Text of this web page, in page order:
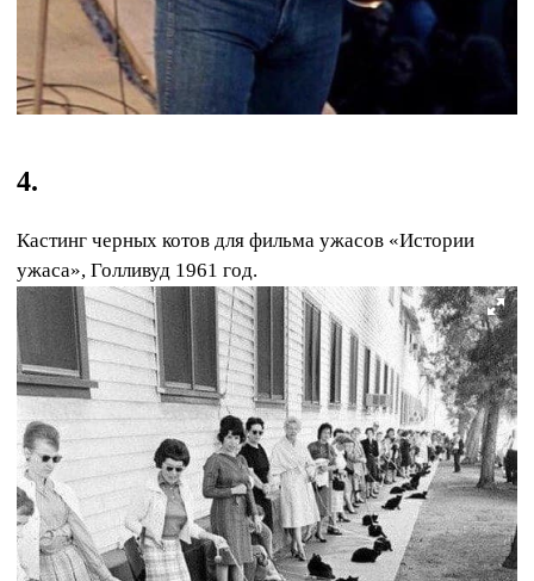
4.
Кастинг черных котов для фильма ужасов «Истории
ужаса», Голливуд 1961 год.